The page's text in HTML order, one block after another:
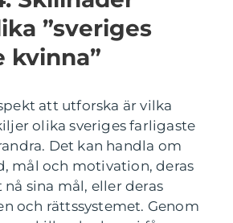
”sveriges
kvinna”
att utforska är vilka
olika sveriges farligaste
Det kan handla om
mål och motivation, deras
sina mål, eller deras
och rättssystemet. Genom